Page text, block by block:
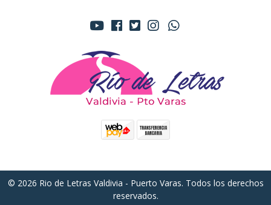
© 2026 Rio de Letras Valdivia - Puerto Varas. Todos los derechos
reservados.